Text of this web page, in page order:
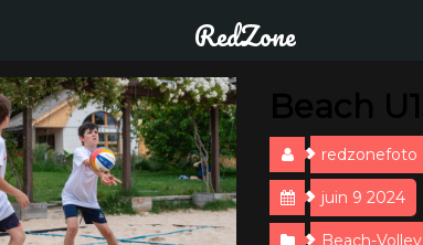
RedZone
redzonefoto
juin 9 2024
Beach-Volley